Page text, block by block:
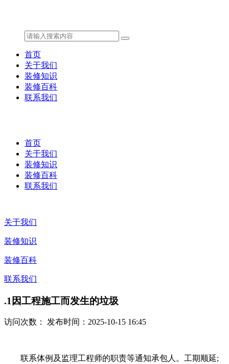
首页
关于我们
装修知识
装修百科
联系我们
首页
关于我们
装修知识
装修百科
联系我们
关于我们
装修知识
装修百科
联系我们
.1因工程施工而发生的垃圾
访问次数： 发布时间：2025-10-15 16:45
联系体例及监理工程师的职责等通知承包人。工期顺延;